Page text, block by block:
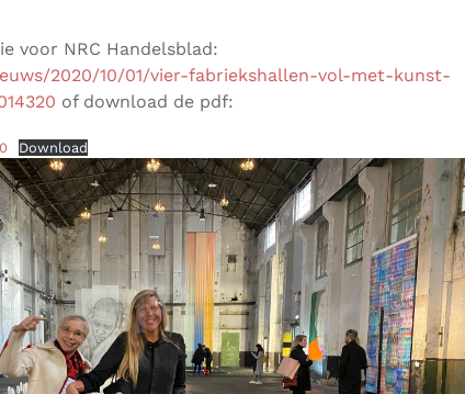
voor NRC Handelsblad:
2020/10/01/vier-fabriekshallen-vol-met-kunst-
of download de pdf:
Download